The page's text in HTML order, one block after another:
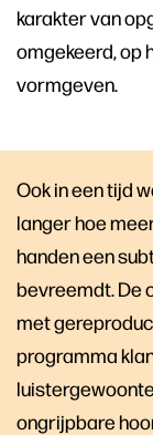
karakter van
omgekeerd, op
vormgeven.
Ook in een tijd
langer hoe
handen een
bevreemdt. De
met
programma
ongrijpbare